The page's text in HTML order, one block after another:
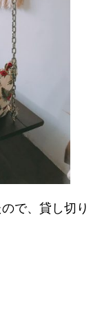
で、貸し切り